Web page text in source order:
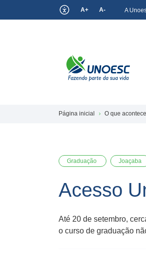
A+ A- A
Página inicial O que acontece
Graduação Joaçaba
Acesso
Até 20 de setembro,
o curso de graduação